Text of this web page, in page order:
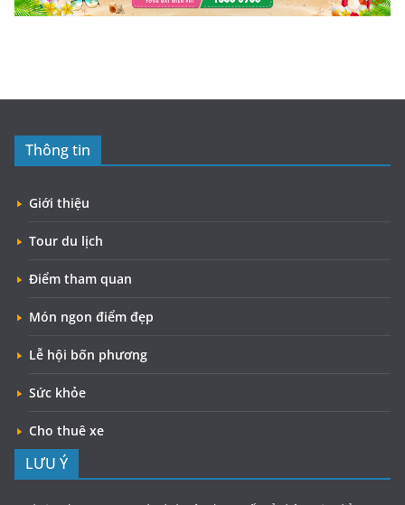
Thông tin
Giới thiệu
Tour du lịch
Điểm tham quan
Món ngon điểm đẹp
Lễ hội bốn phương
Sức khỏe
Cho thuê xe
LƯU Ý